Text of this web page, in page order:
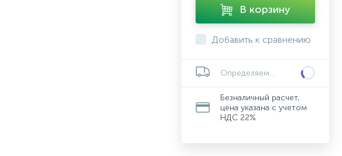
В корзину
Добавить к сравнению
Определяем...
Безналичный расчет,
цена указана с учетом
НДС 22%